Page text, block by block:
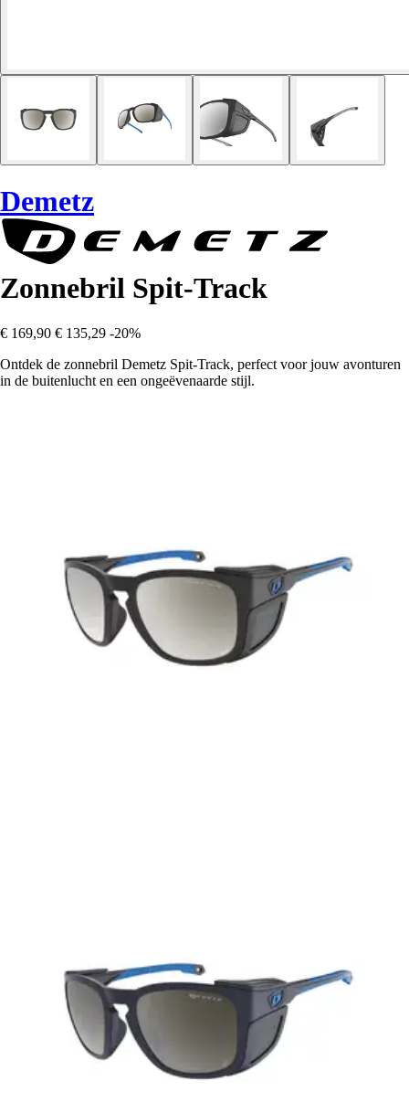
Demetz
Zonnebril Spit-Track
€ 169,90 € 135,29 -20%
Ontdek de zonnebril Demetz Spit-Track, perfect voor jouw avonturen
in de buitenlucht en een ongeëvenaarde stijl.